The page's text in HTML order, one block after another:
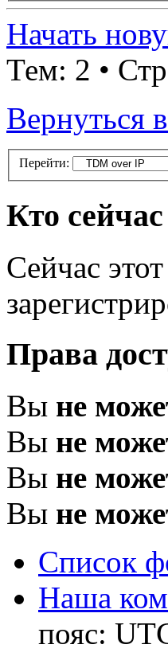
Начать
Тем: 2 •
Вернуться
Перейти:
Кто
Сейчас
Права
Вы не
Вы не
Вы не
Вы не
Список
Наша
пояс: